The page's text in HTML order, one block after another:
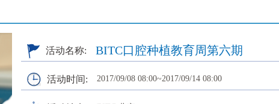
活动名称: BITC口腔种植教育周第六期
活动时间: 2017/09/08 08:00~2017/09/14 08:00